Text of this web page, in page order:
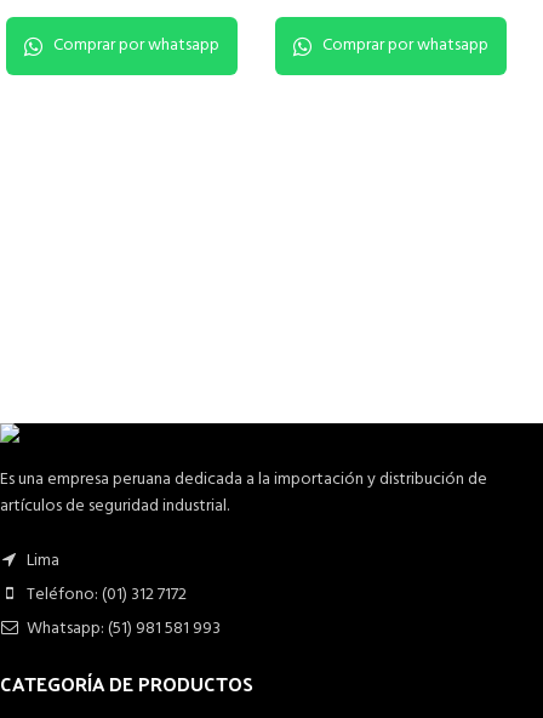
Comprar por whatsapp Comprar por whatsapp
Es una empresa peruana dedicada a la importación y distribución de
artículos de seguridad industrial.
Lima
Teléfono: (01) 312 7172
Whatsapp: (51) 981 581 993
CATEGORÍA DE PRODUCTOS